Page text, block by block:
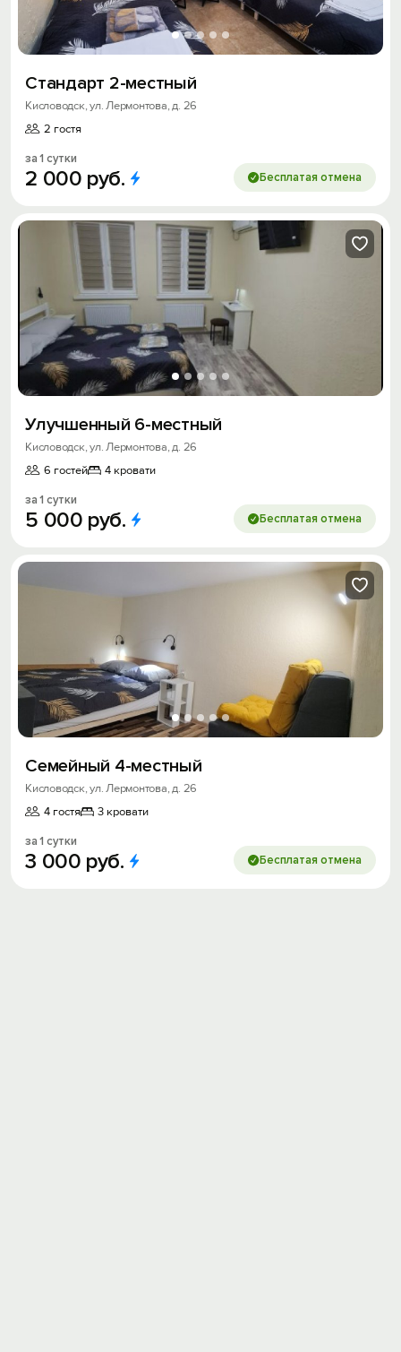
Стандарт 2-местный
Кисловодск, ул. Лермонтова, д. 26
2 гостя
за 1 сутки
2 000 руб. Бесплатая отмена
Улучшенный 6-местный
Кисловодск, ул. Лермонтова, д. 26
6 гостей
4 кровати
за 1 сутки
5 000 руб. Бесплатая отмена
Семейный 4-местный
Кисловодск, ул. Лермонтова, д. 26
4 гостя
3 кровати
за 1 сутки
3 000 руб. Бесплатая отмена